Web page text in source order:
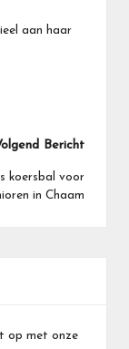
aan haar
Bericht
koersbal voor
in Chaam
op met onze